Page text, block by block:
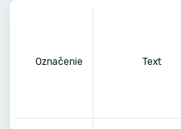
Označenie Text